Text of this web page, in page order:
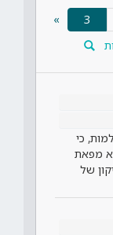
3
(current)
»
כי
מפאת
של